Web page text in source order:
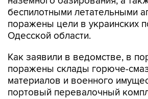
беспилотными летательными
поражены цели в украинских
Одесской области.
Как заявили в ведомстве, в
поражены склады горюче-
материалов и военного
портовый перевалочный